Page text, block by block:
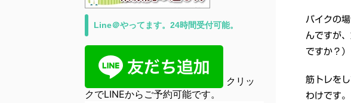
バイクの
んですが
ですか？）
筋トレを
わけです。
Line＠やってます。24時間受付可能。
クリッ
クでLINEからご予約可能です。